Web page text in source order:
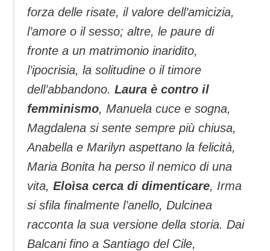
forza delle risate, il valore dell’amicizia,
l’amore o il sesso; altre, le paure di
fronte a un matrimonio inaridito,
l’ipocrisia, la solitudine o il timore
dell’abbandono. Laura è contro il
femminismo, Manuela cuce e sogna,
Magdalena si sente sempre più chiusa,
Anabella e Marilyn aspettano la felicità,
Maria Bonita ha perso il nemico di una
vita, Eloìsa cerca di dimenticare, Irma
si sfila finalmente l’anello, Dulcinea
racconta la sua versione della storia. Dai
Balcani fino a Santiago del Cile,